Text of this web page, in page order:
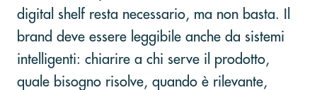
digital shelf resta necessario, ma non basta. Il
brand deve essere leggibile anche da sistemi
intelligenti: chiarire a chi serve il prodotto,
quale bisogno risolve, quando è rilevante,